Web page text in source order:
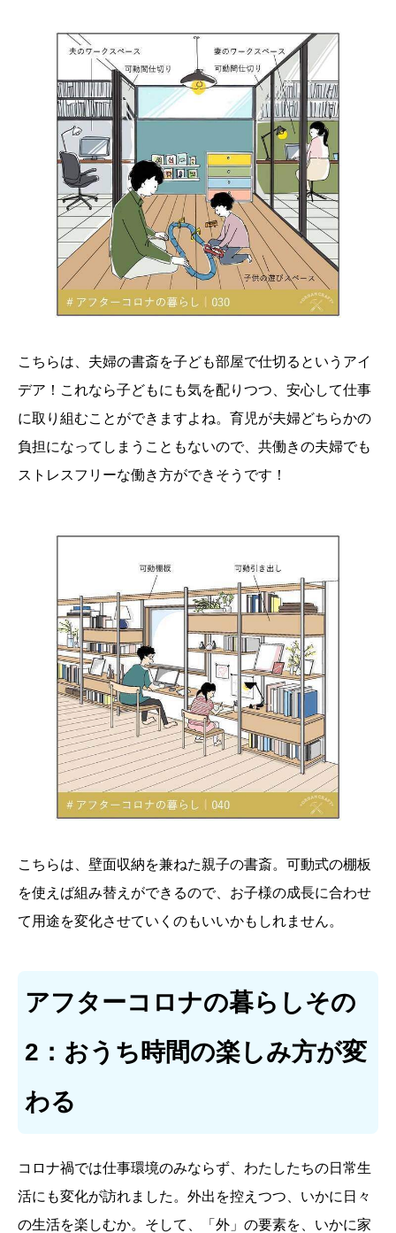
こちらは、夫婦の書斎を子ども部屋で仕切るというアイ
デア！これなら子どもにも気を配りつつ、安心して仕事
に取り組むことができますよね。育児が夫婦どちらかの
負担になってしまうこともないので、共働きの夫婦でも
ストレスフリーな働き方ができそうです！
こちらは、壁面収納を兼ねた親子の書斎。可動式の棚板
を使えば組み替えができるので、お子様の成長に合わせ
て用途を変化させていくのもいいかもしれません。
アフターコロナの暮らしその
2：おうち時間の楽しみ方が変
わる
コロナ禍では仕事環境のみならず、わたしたちの日常生
活にも変化が訪れました。外出を控えつつ、いかに日々
の生活を楽しむか。そして、「外」の要素を、いかに家